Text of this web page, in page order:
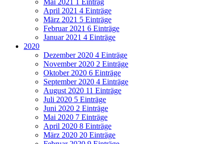
Mai 2021 1 Eintrag
April 2021 4 Einträge
März 2021 5 Einträge
Februar 2021 6 Einträge
Januar 2021 4 Einträge
2020
Dezember 2020 4 Einträge
November 2020 2 Einträge
Oktober 2020 6 Einträge
September 2020 4 Einträge
August 2020 11 Einträge
Juli 2020 5 Einträge
Juni 2020 2 Einträge
Mai 2020 7 Einträge
April 2020 8 Einträge
März 2020 20 Einträge